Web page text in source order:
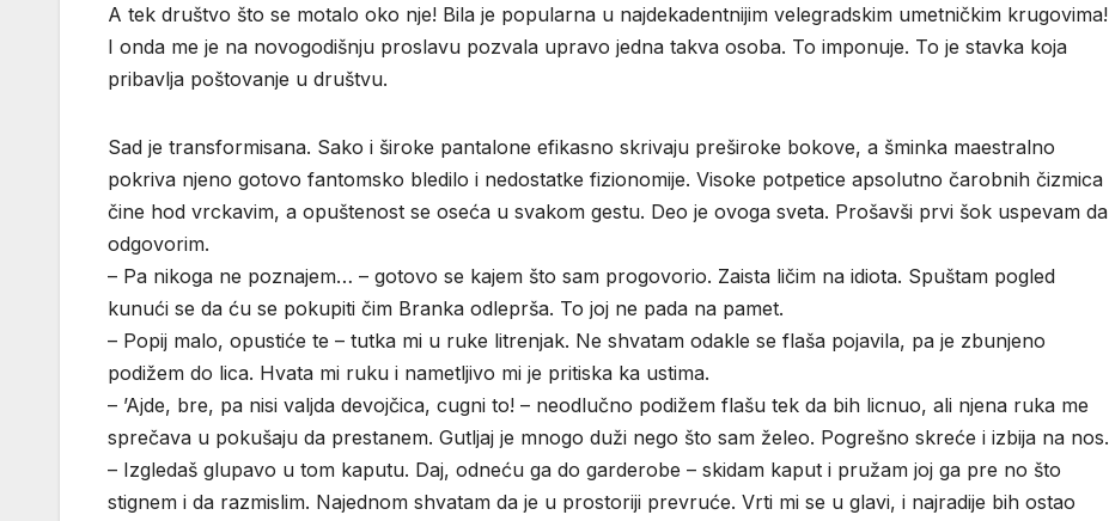
A tek društvo što se motalo oko nje! Bila je popularna u najdekadentnijim velegradskim umetničkim krugovima!
I onda me je na novogodišnju proslavu pozvala upravo jedna takva osoba. To imponuje. To je stavka koja
pribavlja poštovanje u društvu.
Sad je transformisana. Sako i široke pantalone efikasno skrivaju preširoke bokove, a šminka maestralno
pokriva njeno gotovo fantomsko bledilo i nedostatke fizionomije. Visoke potpetice apsolutno čarobnih čizmica
čine hod vrckavim, a opuštenost se oseća u svakom gestu. Deo je ovoga sveta. Prošavši prvi šok uspevam da
odgovorim.
– Pa nikoga ne poznajem… – gotovo se kajem što sam progovorio. Zaista ličim na idiota. Spuštam pogled
kunući se da ću se pokupiti čim Branka odleprša. To joj ne pada na pamet.
– Popij malo, opustiće te – tutka mi u ruke litrenjak. Ne shvatam odakle se flaša pojavila, pa je zbunjeno
podižem do lica. Hvata mi ruku i nametljivo mi je pritiska ka ustima.
– ’Ajde, bre, pa nisi valjda devojčica, cugni to! – neodlučno podižem flašu tek da bih licnuo, ali njena ruka me
sprečava u pokušaju da prestanem. Gutljaj je mnogo duži nego što sam želeo. Pogrešno skreće i izbija na nos.
– Izgledaš glupavo u tom kaputu. Daj, odneću ga do garderobe – skidam kaput i pružam joj ga pre no što
stignem i da razmislim. Najednom shvatam da je u prostoriji prevruće. Vrti mi se u glavi, i najradije bih ostao